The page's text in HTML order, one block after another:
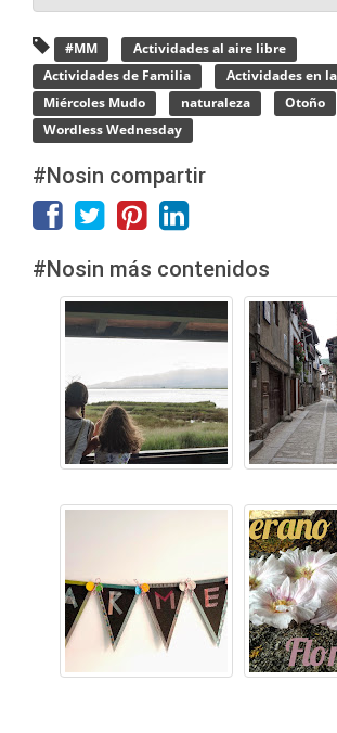
#MM
Actividades al aire libre
Actividades de Familia
Actividades en
Miércoles Mudo
naturaleza
Otoño
Wordless Wednesday
#Nosin compartir
#Nosin más contenidos